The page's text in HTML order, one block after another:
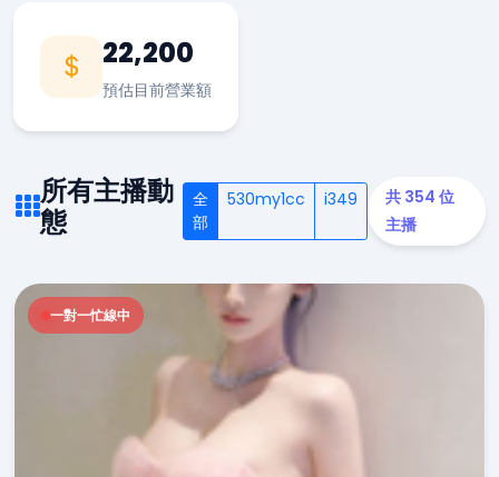
22,200
預估目前營業額
所有主播動
態
全
部
530my1cc i349
共 354 位
主播
一對一忙線中